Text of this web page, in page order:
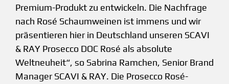
Premium-Produkt zu entwickeln. Die Nachfrage
nach Rosé Schaumweinen ist immens und wir
präsentieren hier in Deutschland unseren SCAVI
& RAY Prosecco DOC Rosé als absolute
Weltneuheit“, so Sabrina Ramchen, Senior Brand
Manager SCAVI & RAY. Die Prosecco Rosé-